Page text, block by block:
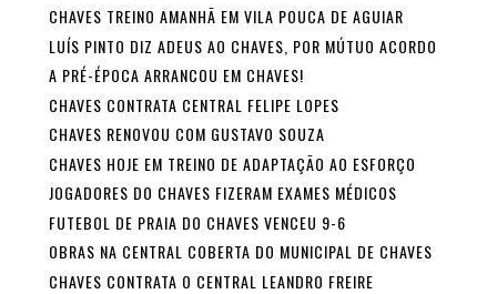
CHAVES TREINO AMANHÃ EM VILA POUCA DE AGUIAR
LUÍS PINTO DIZ ADEUS AO CHAVES, POR MÚTUO ACORDO
A PRÉ-ÉPOCA ARRANCOU EM CHAVES!
CHAVES CONTRATA CENTRAL FELIPE LOPES
CHAVES RENOVOU COM GUSTAVO SOUZA
CHAVES HOJE EM TREINO DE ADAPTAÇÃO AO ESFORÇO
JOGADORES DO CHAVES FIZERAM EXAMES MÉDICOS
FUTEBOL DE PRAIA DO CHAVES VENCEU 9-6
OBRAS NA CENTRAL COBERTA DO MUNICIPAL DE CHAVES
CHAVES CONTRATA O CENTRAL LEANDRO FREIRE